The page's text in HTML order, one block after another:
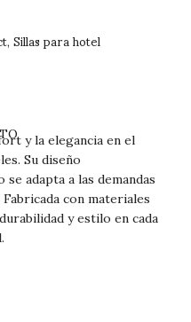
y la elegancia en el
Su diseño
adapta a las demandas
con materiales
y estilo en cada
, Sillas para hotel